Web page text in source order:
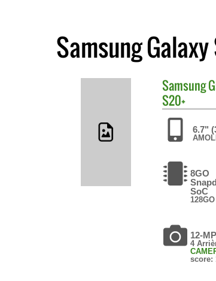
Samsung
Samsung
S20+
6.7"
8GO
SoC
12-
4
score: